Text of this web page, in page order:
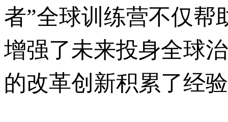
者”全球训练营不仅帮
增强了未来投身全球
的改革创新积累了经